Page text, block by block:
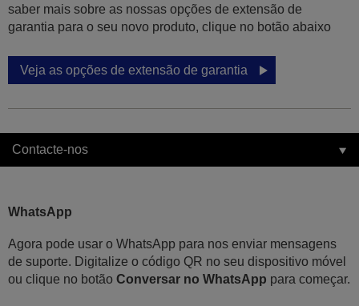
saber mais sobre as nossas opções de extensão de
garantia para o seu novo produto, clique no botão abaixo
Veja as opções de extensão de garantia
Contacte-nos
WhatsApp
Agora pode usar o WhatsApp para nos enviar mensagens
de suporte. Digitalize o código QR no seu dispositivo móvel
ou clique no botão Conversar no WhatsApp para começar.